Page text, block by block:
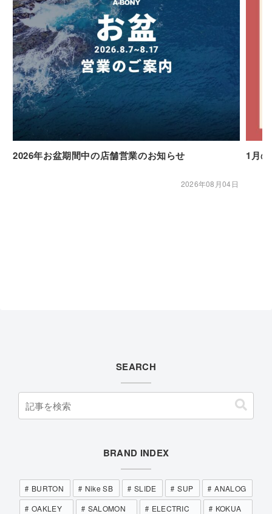
2026年お盆期間中の店舗営業のお知らせ
2026年08月04日
1月
SEARCH
BRAND INDEX
BURTON Nike SB SLIDE SUP
ANALOG
OAKLEY
SALOMON ELECTRIC
KOKUA